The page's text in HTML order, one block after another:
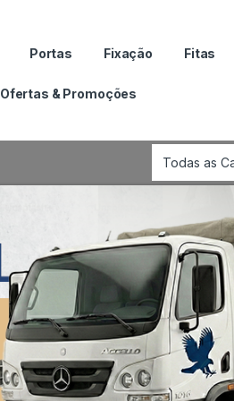
Portas Fixação Fitas
Ofertas & Promoções